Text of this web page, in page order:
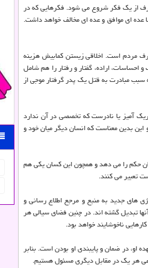
از یک فکر شروع می شود. فکرهایی که در
ای موافق و عده ای مخالف خواهد داشت.
حرف مردم است. اخلاقی زیستن کمابیش هزینه
اراده، گفتار و رفتار را هم شامل
سبب مبادرت به قتل یک پدر گرفتار موجی از
آمیز یا نادرست که تخصصی در آن ندارد
بدین معناست که انسان دیگر میان خود و
حکم را می دهد و همچون این کسان یکی هم
تعبیر می کنند.
های جدید به منبع و مرجع اطلاع رسانی و
تبدیل گشته اند. در چنین فضای سیالی هر
ناخوشایند خواهد بود.
او، در ضمان و پایبندی او بودن است. بنابر
هر یک در مقابل دیگری مسئول هستیم.